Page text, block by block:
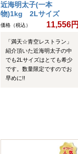
近海明太子(一本
物)1kg 2Lサイズ
価格（税込） 11,556円
「満天☆青空レストラン」
紹介頂いた近海明太子の中
でも2Lサイズはとても希少
です。数量限定ですのでお
早めに!!